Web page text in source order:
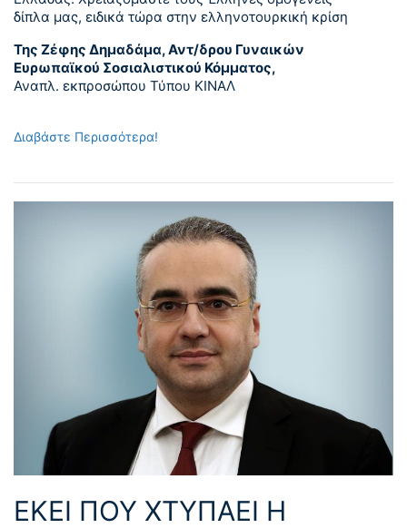
δίπλα μας, ειδικά τώρα στην ελληνοτουρκική κρίση
Της Ζέφης Δημαδάμα, Αντ/δρου Γυναικών
Ευρωπαϊκού Σοσιαλιστικού Κόμματος,
Αναπλ. εκπροσώπου Τύπου ΚΙΝΑΛ
Διαβάστε Περισσότερα!
ΕΚΕΙ ΠΟΥ ΧΤΥΠΑΕΙ Η